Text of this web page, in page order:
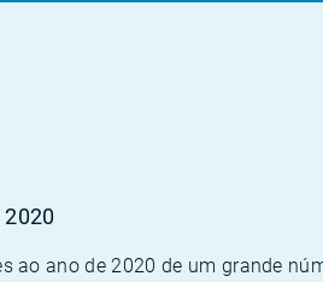
ano de 2020 de um grande